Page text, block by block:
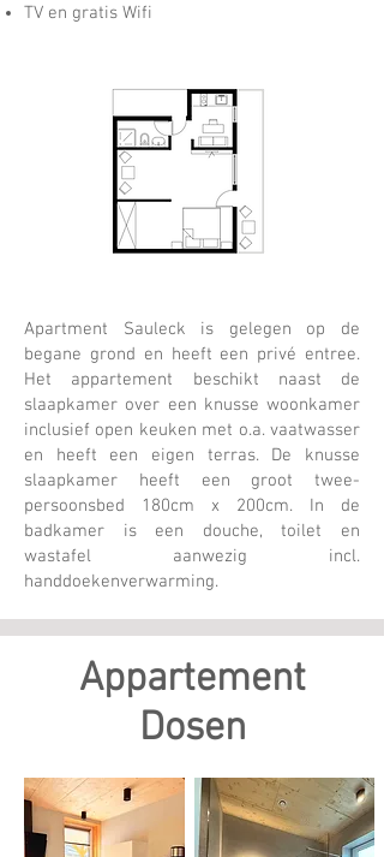
TV en gratis Wifi
Apartment Sauleck is gelegen op de
begane grond en heeft een privé entree.
Het appartement beschikt naast de
slaapkamer over een knusse woonkamer
inclusief open keuken met o.a. vaatwasser
en heeft een eigen terras. De knusse
slaapkamer heeft een groot twee-
persoonsbed 180cm x 200cm. In de
badkamer is een douche, toilet en
wastafel aanwezig incl.
handdoekenverwarming.
Appartement
Dosen